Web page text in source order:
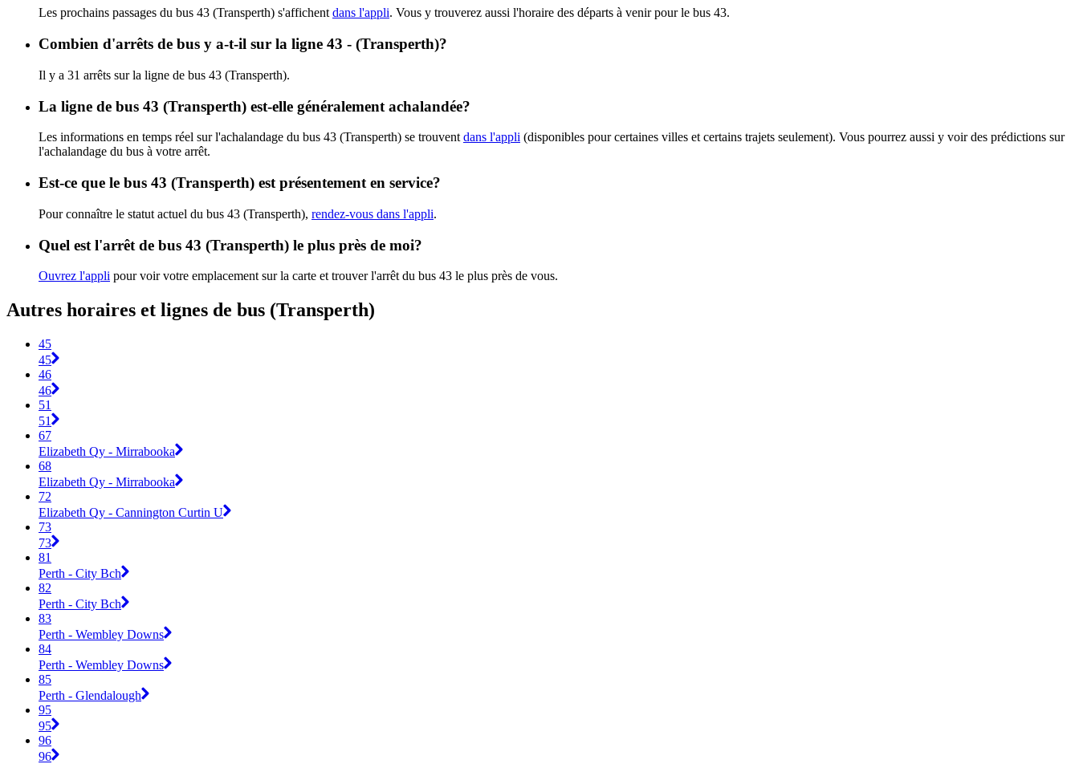
Les prochains passages du bus 43 (Transperth) s'affichentdans l'appli. Vous y trouverez aussi l'horaire des départs à venir pour le bus 43.
Combien d'arrêts de bus y a-t-il sur la ligne 43 - (Transperth)?
Il y a 31 arrêts sur la ligne de bus 43 (Transperth).
La ligne de bus 43 (Transperth) est-elle généralement achalandée?
Les informations en temps réel sur l'achalandage du bus 43 (Transperth) se trouvent dans l'appli (disponibles pour certaines villes et certains trajets seulement). Vous pourrez aussi y voir des prédictions sur
l'achalandage du bus à votre arrêt.
Est-ce que le bus 43 (Transperth) est présentement en service?
Pour connaître le statut actuel du bus 43 (Transperth), rendez-vous dans l'appli.
Quel est l'arrêt de bus 43 (Transperth) le plus près de moi?
Ouvrez l'appli pour voir votre emplacement sur la carte et trouver l'arrêt du bus 43 le plus près de vous.
Autres horaires et lignes de bus (Transperth)
45
45
46
46
51
51
67
Elizabeth Qy - Mirrabooka
68
Elizabeth Qy - Mirrabooka
72
Elizabeth Qy - Cannington Curtin U
73
73
81
Perth - City Bch
82
Perth - City Bch
83
Perth - Wembley Downs
84
Perth - Wembley Downs
85
Perth - Glendalough
95
95
96
96